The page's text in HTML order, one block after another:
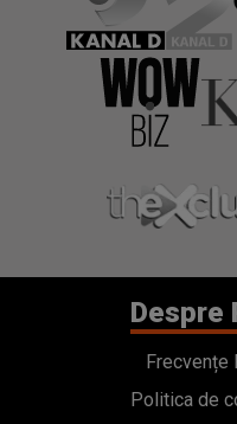
Despre
Frecvențe
Politica de